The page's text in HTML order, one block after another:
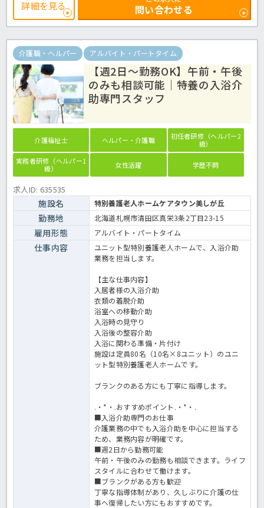
週4日・9時から16時までの勤務で、土日祝休みのため、家庭やプライ
ベートとの両立を目指したい方にもおすすめです。
病院での入浴業務全般です。
＜介護職 パート 病院の入浴搬送員求人＞
詳細を見る 問い合わせる
介護職・ヘルパー アルバイト・パートタイム
【週2日～勤務OK】午前・午後
のみも相談可能｜特養の入浴介
助専門スタッフ
介護福祉士 ヘルパー・介護職
初任者研修（ヘルパー2
級）
実務者研修（ヘルパー1
級）
女性活躍 学歴不問
求人ID: 635535
施設名 特別養護老人ホームケアタウン美しが丘
勤務地 北海道札幌市清田区真栄3条2丁目23-15
雇用形態 アルバイト・パートタイム
仕事内容
ユニット型特別養護老人ホームで、入浴介助
業務を担当します。
【主な仕事内容】
入居者様の入浴介助
衣類の着脱介助
浴室への移動介助
入浴時の見守り
入浴後の整容介助
入浴に関わる準備・片付け
施設は定員80名（10名×8ユニット）のユニ
ット型特別養護老人ホームです。
ブランクのある方にも丁寧に指導します。
.・*・.おすすめポイント.・*・.
■入浴介助専門のお仕事
介護業務の中でも入浴介助を中心に担当する
ため、業務内容が明確です。
■週2日から勤務可能
午前・午後のみの勤務も相談できます。ライフ
スタイルに合わせて働けます。
■ブランクがある方も歓迎
丁寧な指導体制があり、久しぶりに介護の仕
事へ復帰したい方にもおすすめです。